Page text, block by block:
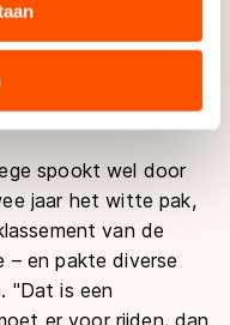
die u aan hen heeft
via hun services.
doorgeven aan
waar mogelijk geen
volgens de GDPR.
u in met deze
u in onscookiebeleid.
die al eens
Is niet erg. Die
je jong alles wint, is
spookt wel door
jaar het witte pak,
van de
– en pakte diverse
"Dat is een
er voor rijden, dan